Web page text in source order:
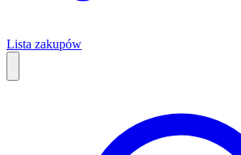
Lista zakupów